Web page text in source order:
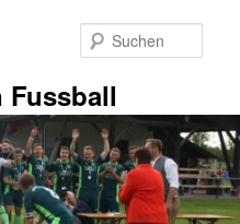
Fussball